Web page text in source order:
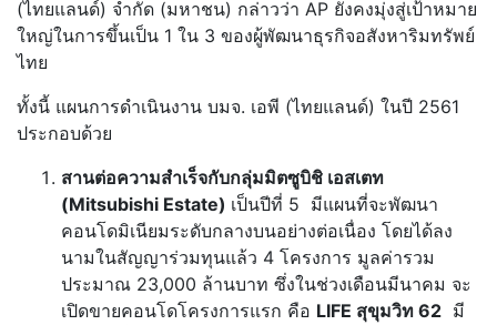
(ไทยแลนด์) จำกัด (มหาชน) กล่าวว่า AP ยังคงมุ่งสู่เป้าหมาย
ใหญ่ในการขึ้นเป็น 1 ใน 3 ของผู้พัฒนาธุรกิจอสังหาริมทรัพย์
ไทย
ทั้งนี้ แผนการดำเนินงาน บมจ. เอพี (ไทยแลนด์) ในปี 2561
ประกอบด้วย
สานต่อความสำเร็จกับกลุ่มมิตซูบิชิ เอสเตท
(Mitsubishi Estate) เป็นปีที่ 5 มีแผนที่จะพัฒนา
คอนโดมิเนียมระดับกลางบนอย่างต่อเนื่อง โดยได้ลง
นามในสัญญาร่วมทุนแล้ว 4 โครงการ มูลค่ารวม
ประมาณ 23,000 ล้านบาท ซึ่งในช่วงเดือนมีนาคม จะ
เปิดขายคอนโดโครงการแรก คือ LIFE สุขุมวิท 62 มี